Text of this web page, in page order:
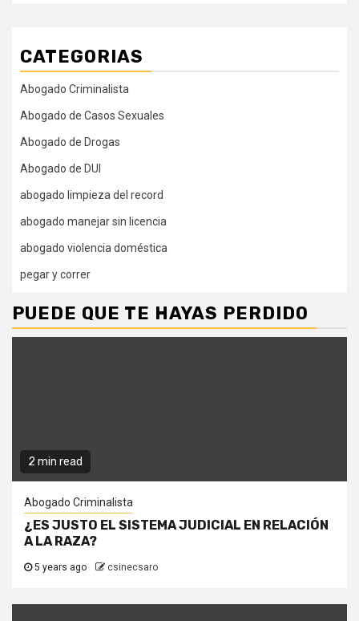
CATEGORIAS
Abogado Criminalista
Abogado de Casos Sexuales
Abogado de Drogas
Abogado de DUI
abogado limpieza del record
abogado manejar sin licencia
abogado violencia doméstica
pegar y correr
PUEDE QUE TE HAYAS PERDIDO
2 min read
Abogado Criminalista
¿ES JUSTO EL SISTEMA JUDICIAL EN RELACIÓN
A LA RAZA?
5 years ago csinecsaro